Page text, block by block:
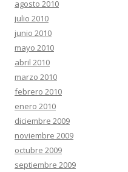
agosto 2010
julio 2010
junio 2010
mayo 2010
abril 2010
marzo 2010
febrero 2010
enero 2010
diciembre 2009
noviembre 2009
octubre 2009
septiembre 2009